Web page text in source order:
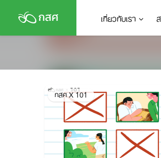
content
เกี่ยวกับเรา
กสศ X 101